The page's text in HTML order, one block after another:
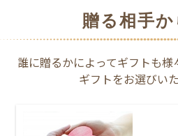
贈る相手
誰に贈るかによってギフトも
ギフトをお選びい